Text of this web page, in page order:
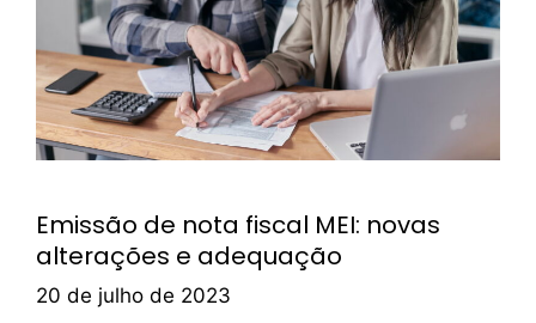
Emissão de nota fiscal MEI: novas
alterações e adequação
20 de julho de 2023